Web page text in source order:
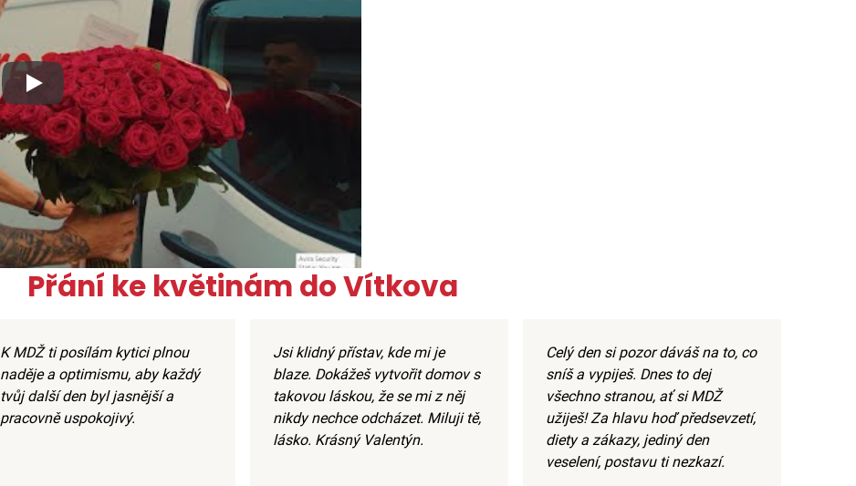
Xxx
Přání ke květinám do Vítkova
K MDŽ ti posílám kytici plnou
naděje a optimismu, aby každý
tvůj další den byl jasnější a
pracovně uspokojivý.
Jsi klidný přístav, kde mi je
blaze. Dokážeš vytvořit domov s
takovou láskou, že se mi z něj
nikdy nechce odcházet. Miluji tě,
lásko. Krásný Valentýn.
Celý den si pozor dáváš na to, co
sníš a vypiješ. Dnes to dej
všechno stranou, ať si MDŽ
užiješ! Za hlavu hoď předsevzetí,
diety a zákazy, jediný den
veselení, postavu ti nezkazí.